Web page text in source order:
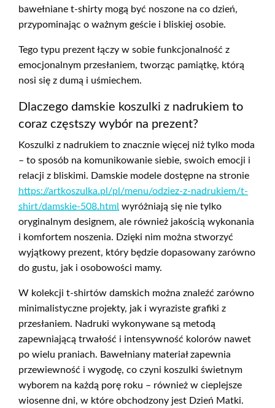
bawełniane t-shirty mogą być noszone na co dzień,
przypominając o ważnym geście i bliskiej osobie.
Tego typu prezent łączy w sobie funkcjonalność z
emocjonalnym przesłaniem, tworząc pamiątkę, którą
nosi się z dumą i uśmiechem.
Dlaczego damskie koszulki z nadrukiem to
coraz częstszy wybór na prezent?
Koszulki z nadrukiem to znacznie więcej niż tylko moda
– to sposób na komunikowanie siebie, swoich emocji i
relacji z bliskimi. Damskie modele dostępne na stronie
https://artkoszulka.pl/pl/menu/odziez-z-nadrukiem/t-
shirt/damskie-508.html wyróżniają się nie tylko
oryginalnym designem, ale również jakością wykonania
i komfortem noszenia. Dzięki nim można stworzyć
wyjątkowy prezent, który będzie dopasowany zarówno
do gustu, jak i osobowości mamy.
W kolekcji t-shirtów damskich można znaleźć zarówno
minimalistyczne projekty, jak i wyraziste grafiki z
przesłaniem. Nadruki wykonywane są metodą
zapewniającą trwałość i intensywność kolorów nawet
po wielu praniach. Bawełniany materiał zapewnia
przewiewność i wygodę, co czyni koszulki świetnym
wyborem na każdą porę roku – również w cieplejsze
wiosenne dni, w które obchodzony jest Dzień Matki.